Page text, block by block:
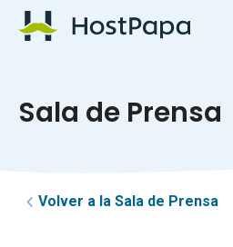
Logotipo de HostPapa
Sala de Prensa
Volver a la Sala de Prensa